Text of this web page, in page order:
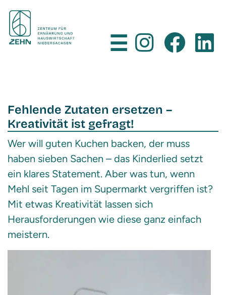
☰
Fehlende Zutaten ersetzen –
Kreativität ist gefragt!
Wer will guten Kuchen backen, der muss
haben sieben Sachen – das Kinderlied setzt
ein klares Statement. Aber was tun, wenn
Mehl seit Tagen im Supermarkt vergriffen ist?
Mit etwas Kreativität lassen sich
Herausforderungen wie diese ganz einfach
meistern.